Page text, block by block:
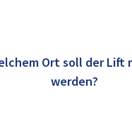
Ort soll der Lift
werden?